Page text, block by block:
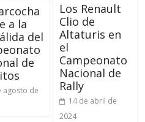
a la
del
de
agosto de
Los Renault
Clio de
Altaturis en
el
Campeonato
Nacional de
Rally
14 de abril de
2024